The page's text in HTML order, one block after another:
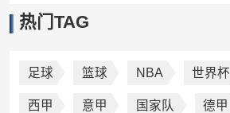
热门TAG
足球 篮球 NBA 世界杯
西甲 意甲 国家队 德甲